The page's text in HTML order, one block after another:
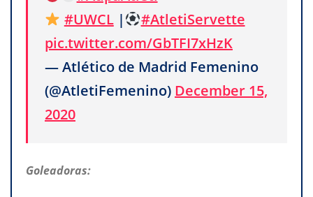
#UWCL|
#AtletiServette
pic.twitter.com/GbTFI7xHzK
— Atlético de Madrid Femenino
(@AtletiFemenino) December 15,
2020
Goleadoras: